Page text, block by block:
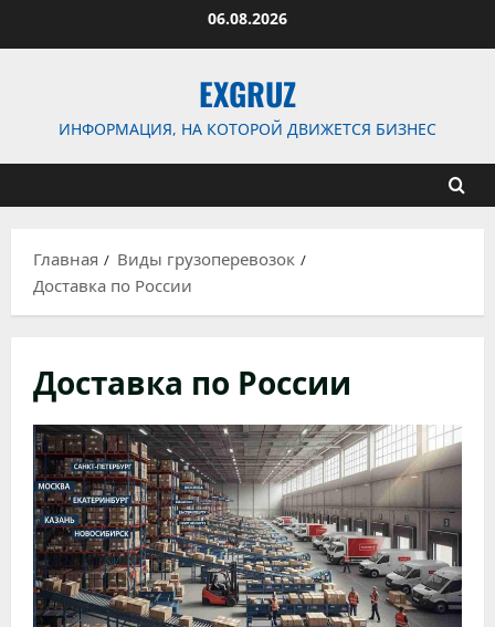
06.08.2026
EXGRUZ
ИНФОРМАЦИЯ, НА КОТОРОЙ ДВИЖЕТСЯ БИЗНЕС
Главная
Виды грузоперевозок
Доставка по России
Доставка по России